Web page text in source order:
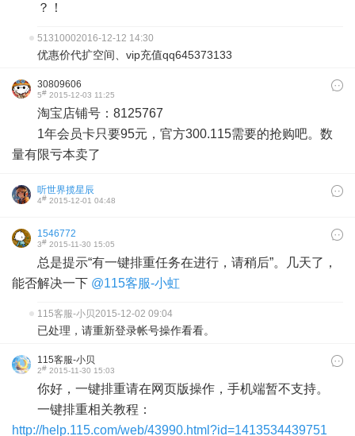
？！
51310002016-12-12 14:30
优惠价代扩空间、vip充值qq645373133
30809606
5# 2015-12-03 11:25
淘宝店铺号：8125767
1年会员卡只要95元，官方300.115需要的抢购吧。数
量有限亏本卖了
听世界揽星辰
4# 2015-12-01 04:48
1546772
3# 2015-11-30 15:05
总是提示“有一键排重任务在进行，请稍后”。几天了，
能否解决一下 @115客服-小虹
115客服-小贝2015-12-02 09:04
已处理，请重新登录帐号操作看看。
115客服-小贝
2# 2015-11-30 15:03
你好，一键排重请在网页版操作，手机端暂不支持。
一键排重相关教程：
http://help.115.com/web/43990.html?id=1413534439751